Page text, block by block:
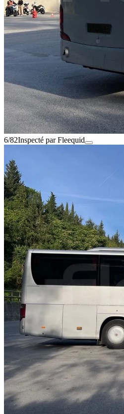
6/82Inspecté par Fleequid